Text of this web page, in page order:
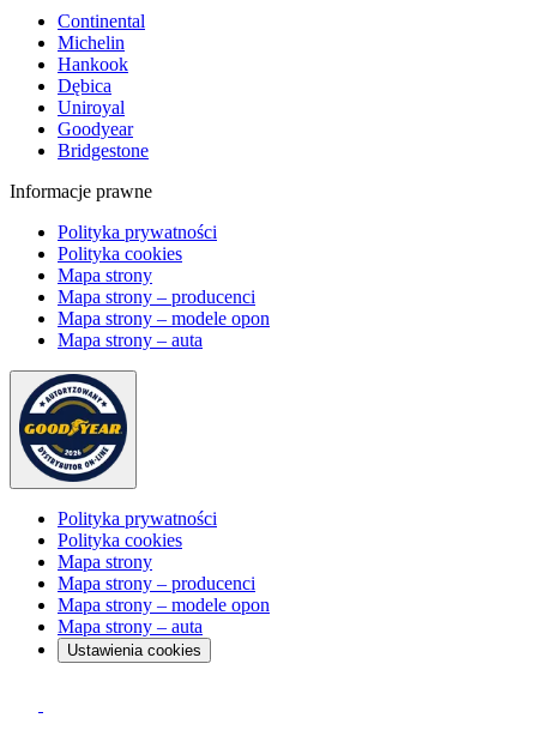
Continental
Michelin
Hankook
Dębica
Uniroyal
Goodyear
Bridgestone
Informacje prawne
Polityka prywatności
Polityka cookies
Mapa strony
Mapa strony – producenci
Mapa strony – modele opon
Mapa strony – auta
Polityka prywatności
Polityka cookies
Mapa strony
Mapa strony – producenci
Mapa strony – modele opon
Mapa strony – auta
Ustawienia cookies